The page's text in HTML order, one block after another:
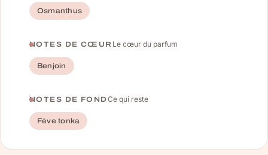
Osmanthus
NOTES DE CŒUR Le cœur du parfum
Benjoin
NOTES DE FONDCe qui reste
Fève tonka